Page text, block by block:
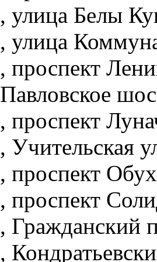
, улица Белы
, улица
, проспект
Павловское
, проспект
, Учительская
, проспект
, проспект
, Гражданский
,